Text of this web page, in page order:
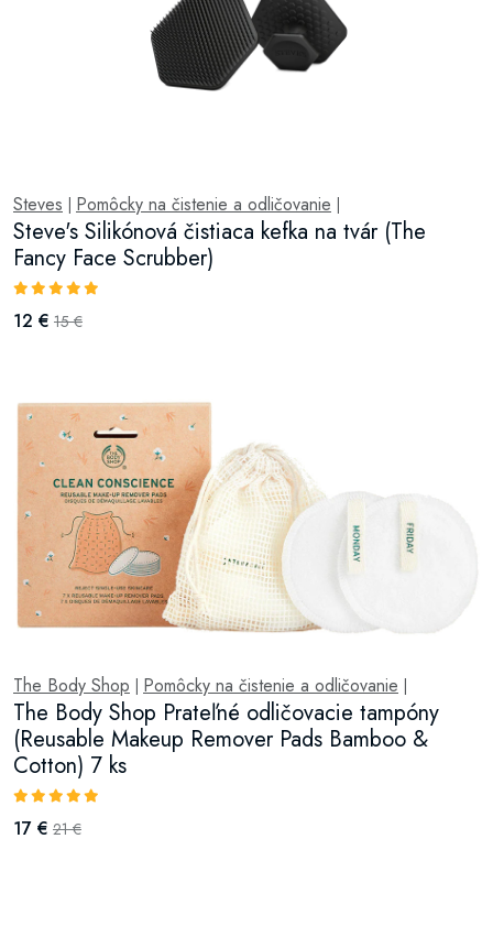
Steves Pomôcky na čistenie a odličovanie
Steve's Silikónová čistiaca kefka na tvár (The
Fancy Face Scrubber)
12 € 15 €
The Body Shop Pomôcky na čistenie a odličovanie
The Body Shop Prateľné odličovacie tampóny
(Reusable Makeup Remover Pads Bamboo &
Cotton) 7 ks
17 € 21 €